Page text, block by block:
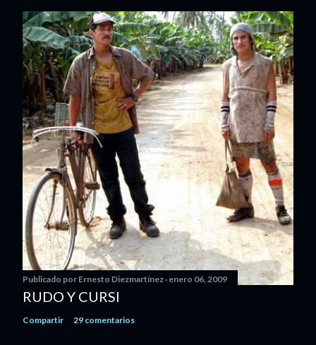
Publicado por Ernesto Diezmartínez enero 06, 2009
RUDO Y CURSI
Compartir 29 comentarios